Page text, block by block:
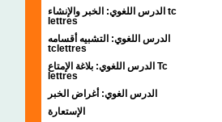
الدرس اللغوي: الخبر والإنشاء tc
lettres
الدرس اللغوي: التشبيه أقسامه
tclettres
الدرس اللغوي: بلاغة الإمتاع Tc
lettres
الدرس الغوي: أغراض الخبر
الإستعارة